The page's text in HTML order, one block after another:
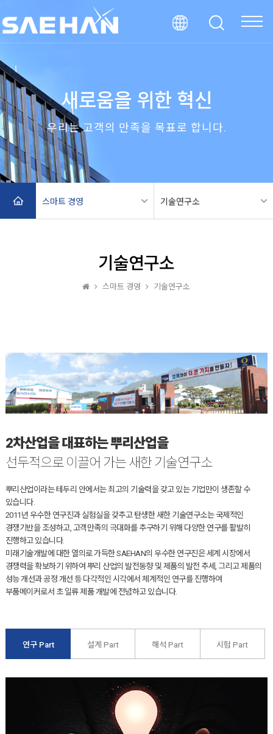
새로움을 위한 혁신
우리는 고객의 만족을 목표로 합니다.
스마트 경영 기술연구소
기술연구소
스마트 경영 기술연구소
2차산업을 대표하는 뿌리산업을
선두적으로 이끌어 가는 새한 기술연구소
뿌리산업이라는 테두리 안에서는 최고의 기술력을 갖고 있는 기업만이 생존할 수
있습니다.
2011년 우수한 연구진과 실험실을 갖추고 탄생한 새한 기술연구소는 국제적인
경쟁기반을 조성하고, 고객만족의 극대화를 추구하기 위해 다양한 연구를 활발히
진행하고 있습니다.
미래기술개발에 대한 열의로 가득한 SAEHAN의 우수한 연구진은 세계 시장에서
경쟁력을 확보하기 위하여 뿌리 산업의 발전동향 및 제품의 발전 추세, 그리고 제품의
성능 개선과 공정 개선 등 다각적인 시각에서 체계적인 연구를 진행하여
부품메이커로서 초 일류 제품 개발에 전념하고 있습니다.
연구 Part 설계 Part 해석 Part 시험 Part